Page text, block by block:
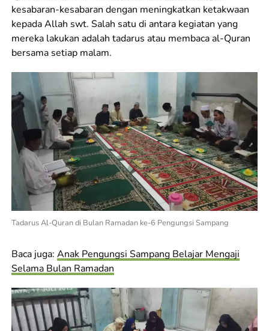
kesabaran-kesabaran dengan meningkatkan ketakwaan
kepada Allah swt. Salah satu di antara kegiatan yang
mereka lakukan adalah tadarus atau membaca al-Quran
bersama setiap malam.
Tadarus Al-Quran di Bulan Ramadan ke-6 Pengungsi Sampang
Baca juga: Anak Pengungsi Sampang Belajar Mengaji
Selama Bulan Ramadan